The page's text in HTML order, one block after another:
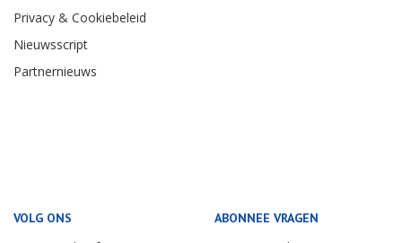
Privacy & Cookiebeleid
Nieuwsscript
Partnernieuws
VOLG ONS ABONNEE VRAGEN